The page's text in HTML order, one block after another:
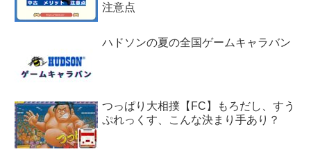
注意点
ハドソンの夏の全国ゲームキャラバン
つっぱり大相撲【FC】もろだし、すう
ぷれっくす、こんな決まり手あり？